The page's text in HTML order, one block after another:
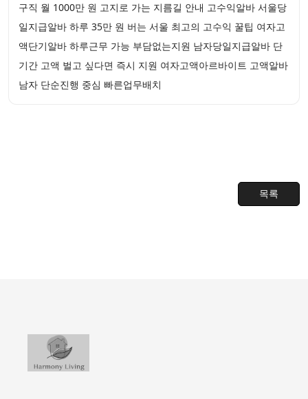
구직 월 1000만 원 고지로 가는 지름길 안내 고수익알바 서울당
일지급알바 하루 35만 원 버는 서울 최고의 고수익 꿀팁 여자고
액단기알바 하루근무 가능 부담없는지원 남자당일지급알바 단
기간 고액 벌고 싶다면 즉시 지원 여자고액아르바이트 고액알바
남자 단순진행 중심 빠른업무배치
목록